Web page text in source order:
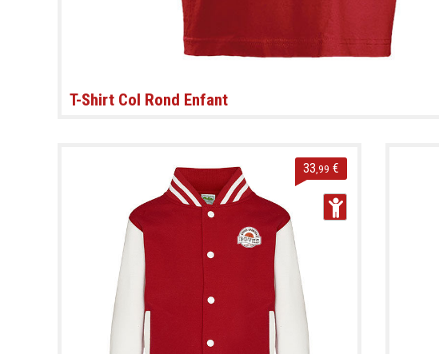
T-Shirt Col Rond Enfant
33 ,99 €